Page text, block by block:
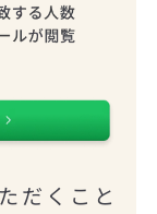
だくこと